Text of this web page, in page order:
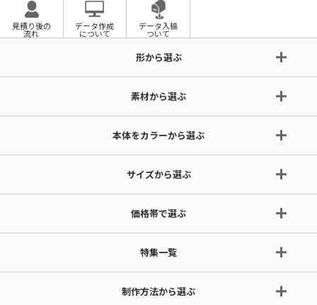
見積り後の
流れ
データ作成
について
データ入稿
ついて
形から選ぶ
素材から選ぶ
本体をカラーから選ぶ
サイズから選ぶ
価格帯で選ぶ
特集一覧
制作方法から選ぶ